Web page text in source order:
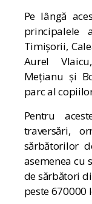
Pe lângă
principalele
Timişorii,
Aurel
Meţianu şi
parc al
Pentru
traversări,
sărbătorilor
asemenea cu
de sărbători
peste 670000